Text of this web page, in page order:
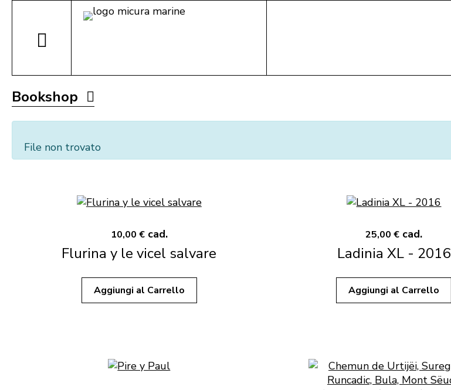
Bookshop
File non trovato
10,00 € cad.
Flurina y le vicel salvare
Aggiungi al Carrello
25,00 € cad.
Ladinia XL - 2016
Aggiungi al Carrello